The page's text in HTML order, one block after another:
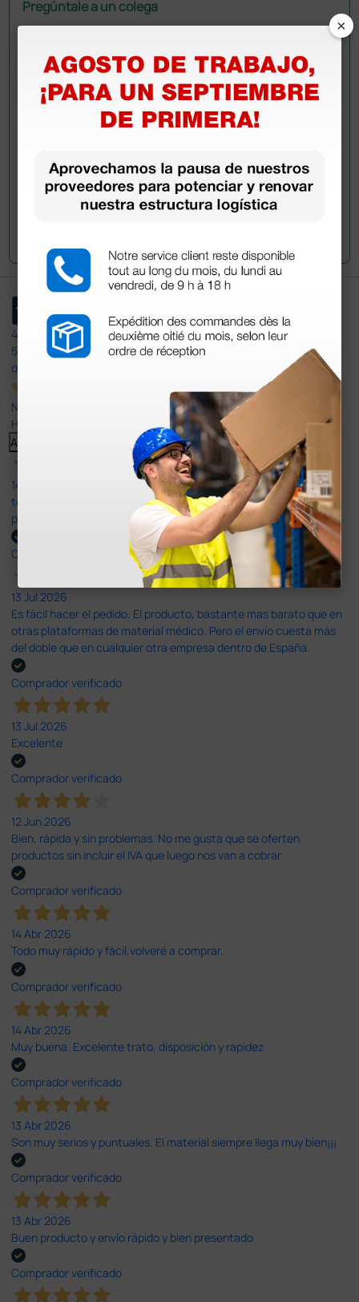
Pregúntale a un colega
información?
Envía ahora mismo tu pregunta a los colegas que ya
han adquirido este producto.
4,4
597
opiniones
Nuestras reseñas de 4 y 5 estrellas.
Haga clic aquí para leerlos todos >
Anterior
14 Jul 2026
todo correcto. podria señalar que un poco caro los portes y el
plazo de entrega se alarga.
Comprador verificado
13 Jul 2026
Es fácil hacer el pedido. El producto, bastante mas barato que en
otras plataformas de material médico. Pero el envío cuesta más
del doble que en cualquier otra empresa dentro de España.
Comprador verificado
13 Jul 2026
Excelente
Comprador verificado
12 Jun 2026
Bien, rápida y sin problemas. No me gusta que se oferten
productos sin incluir el IVA que luego nos van a cobrar.
Comprador verificado
14 Abr 2026
Todo muy rápido y fácil,volveré a comprar.
Comprador verificado
14 Abr 2026
Muy buena. Excelente trato, disposición y rapidez
Comprador verificado
13 Abr 2026
Son muy serios y puntuales. El material siempre llega muy bien¡¡¡
Comprador verificado
13 Abr 2026
Buen producto y envío rápido y bien presentado
Comprador verificado
×